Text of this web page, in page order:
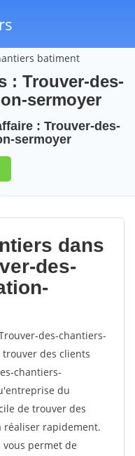
batiment
: Trouver-des-
sermoyer
: Trouver-des-
sermoyer
dans
des-
des-chantiers-
trouver des clients
chantiers-
du
de trouver des
réaliser rapidement.
permet de